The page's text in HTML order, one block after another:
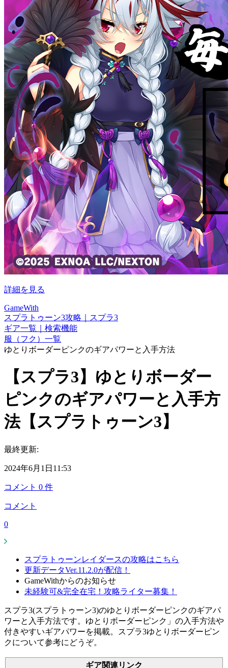
詳細を見る
GameWith
スプラトゥーン3攻略｜スプラ3
ギア一覧｜検索機能
服（フク）一覧
ゆとりボーダーピンクのギアパワーと入手方法
【スプラ3】ゆとりボーダー
ピンクのギアパワーと入手方
法【スプラトゥーン3】
最終更新:
2024年6月1日11:53
コメント 0 件
コメント
0
スプラトゥーンレイダースの攻略はこちら
更新データVer.11.2.0が配信！
GameWithからのお知らせ
未経験可&完全在宅！攻略ライター募集！
スプラ3(スプラトゥーン3)のゆとりボーダーピンクのギアパ
ワーと入手方法です。ゆとりボーダーピンク」の入手方法や
付きやすいギアパワーを掲載。スプラ3ゆとりボーダーピン
クについて参考にどうぞ。
ギア関連リンク